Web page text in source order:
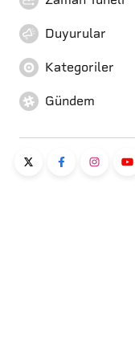
Duyurular
Kategoriler
Gündem